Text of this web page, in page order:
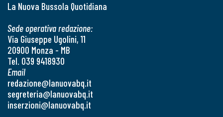
La Nuova Bussola Quotidiana
Sede operativa redazione:
Via Giuseppe Ugolini, 11
20900 Monza - MB
Tel. 039 9418930
Email
redazione@lanuovabq.it
segreteria@lanuovabq.it
inserzioni@lanuovabq.it